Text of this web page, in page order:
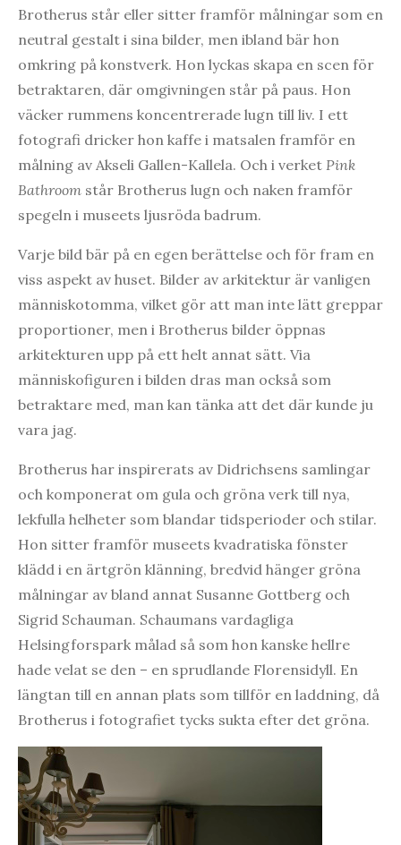
Brotherus står eller sitter framför målningar som en
neutral gestalt i sina bilder, men ibland bär hon
omkring på konstverk. Hon lyckas skapa en scen för
betraktaren, där omgivningen står på paus. Hon
väcker rummens koncentrerade lugn till liv. I ett
fotografi dricker hon kaffe i matsalen framför en
målning av Akseli Gallen-Kallela. Och i verket Pink
Bathroom står Brotherus lugn och naken framför
spegeln i museets ljusröda badrum.
Varje bild bär på en egen berättelse och för fram en
viss aspekt av huset. Bilder av arkitektur är vanligen
människotomma, vilket gör att man inte lätt greppar
proportioner, men i Brotherus bilder öppnas
arkitekturen upp på ett helt annat sätt. Via
människofiguren i bilden dras man också som
betraktare med, man kan tänka att det där kunde ju
vara jag.
Brotherus har inspirerats av Didrichsens samlingar
och komponerat om gula och gröna verk till nya,
lekfulla helheter som blandar tidsperioder och stilar.
Hon sitter framför museets kvadratiska fönster
klädd i en ärtgrön klänning, bredvid hänger gröna
målningar av bland annat Susanne Gottberg och
Sigrid Schauman. Schaumans vardagliga
Helsingforspark målad så som hon kanske hellre
hade velat se den – en sprudlande Florensidyll. En
längtan till en annan plats som tillför en laddning, då
Brotherus i fotografiet tycks sukta efter det gröna.